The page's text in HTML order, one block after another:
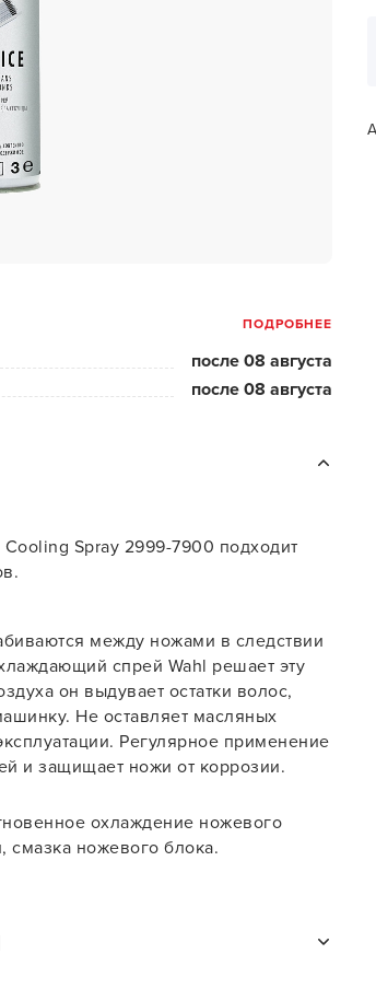
для бритья и
бородой
очистка и detox
и
и одежда
ПОДРОБНЕЕ
после 08 августа
после 08 августа
Spray 2999-7900 подходит
между ножами в следствии
спрей Wahl решает эту
он выдувает остатки волос,
Не оставляет масляных
Регулярное применение
и защищает ножи от коррозии.
охлаждение ножевого
смазка ножевого блока.
У нас есть
В новом приложении
смотреть товары и